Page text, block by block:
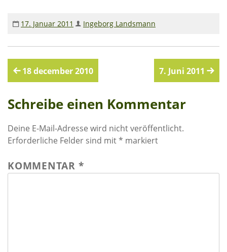
17. Januar 2011 Ingeborg Landsmann
Beitragsnavigation
18 december 2010 7. Juni 2011
Schreibe einen Kommentar
Deine E-Mail-Adresse wird nicht veröffentlicht.
Erforderliche Felder sind mit* markiert
KOMMENTAR *